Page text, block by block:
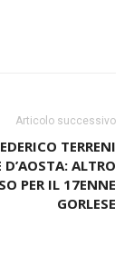
Articolo successivo
TERRENI
D’AOSTA: ALTRO
PER IL 17ENNE
GORLESE